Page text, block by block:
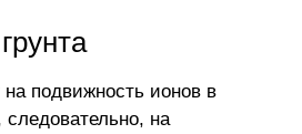
подвижность ионов в
на